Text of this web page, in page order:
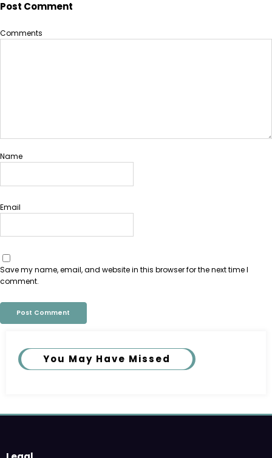
Post Comment
Comments
Name
Email
Save my name, email, and website in this browser for the next time I
comment.
You May Have Missed